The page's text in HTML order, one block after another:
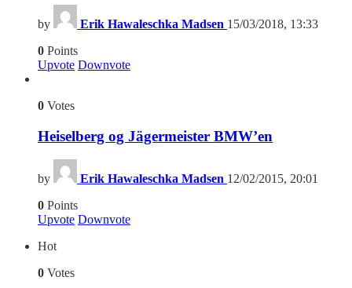
by Erik Hawaleschka Madsen 15/03/2018, 13:33
0 Points
Upvote Downvote
0 Votes
Heiselberg og Jägermeister BMW’en
by Erik Hawaleschka Madsen 12/02/2015, 20:01
0 Points
Upvote Downvote
Hot
0 Votes